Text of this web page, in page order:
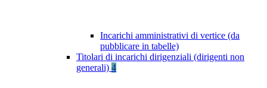
Incarichi amministrativi di vertice (da
pubblicare in tabelle)
Titolari di incarichi dirigenziali (dirigenti non
generali) 4